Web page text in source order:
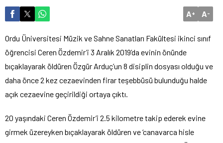
A+ A-
Ordu Üniversitesi Müzik ve Sahne Sanatları Fakültesi ikinci sınıf
öğrencisi Ceren Özdemir’i 3 Aralık 2019’da evinin önünde
bıçaklayarak öldüren Özgür Arduç’un 8 disiplin dosyası olduğu ve
daha önce 2 kez cezaevinden firar teşebbüsü bulunduğu halde
açık cezaevine geçirildiği ortaya çıktı.
20 yaşındaki Ceren Özdemir’i 2.5 kilometre takip ederek evine
girmek üzereyken bıçaklayarak öldüren ve ‘canavarca hisle